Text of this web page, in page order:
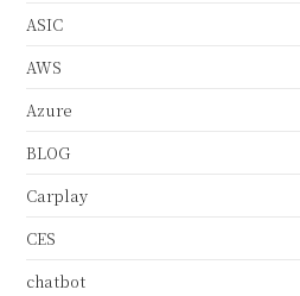
ASIC
AWS
Azure
BLOG
Carplay
CES
chatbot